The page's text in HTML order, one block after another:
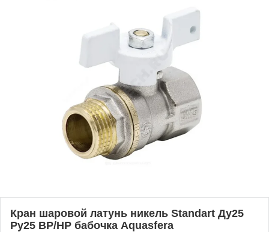
Кран шаровой латунь никель Standart Ду25
Ру25 ВР/НР бабочка Aquasfera